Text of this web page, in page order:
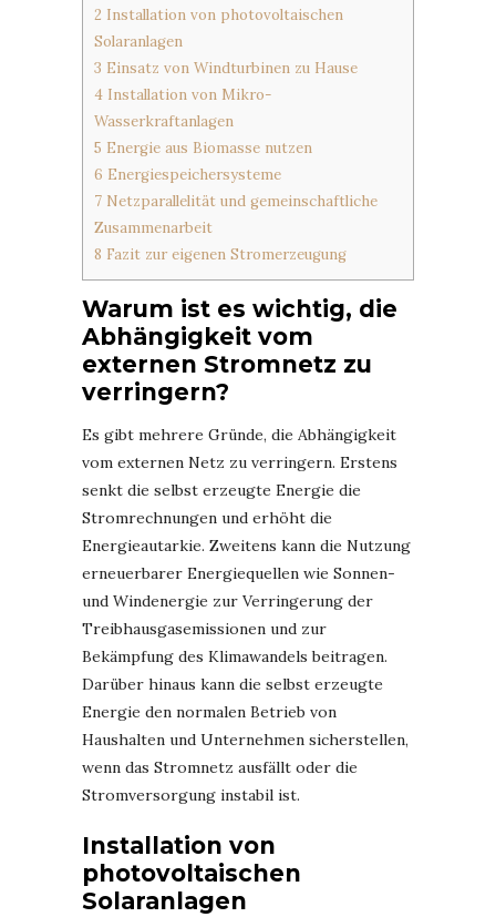
2 Installation von photovoltaischen
Solaranlagen
3 Einsatz von Windturbinen zu Hause
4 Installation von Mikro-
Wasserkraftanlagen
5 Energie aus Biomasse nutzen
6 Energiespeichersysteme
7 Netzparallelität und gemeinschaftliche
Zusammenarbeit
8 Fazit zur eigenen Stromerzeugung
Warum ist es wichtig, die
Abhängigkeit vom
externen Stromnetz zu
verringern?
Es gibt mehrere Gründe, die Abhängigkeit
vom externen Netz zu verringern. Erstens
senkt die selbst erzeugte Energie die
Stromrechnungen und erhöht die
Energieautarkie. Zweitens kann die Nutzung
erneuerbarer Energiequellen wie Sonnen-
und Windenergie zur Verringerung der
Treibhausgasemissionen und zur
Bekämpfung des Klimawandels beitragen.
Darüber hinaus kann die selbst erzeugte
Energie den normalen Betrieb von
Haushalten und Unternehmen sicherstellen,
wenn das Stromnetz ausfällt oder die
Stromversorgung instabil ist.
Installation von
photovoltaischen
Solaranlagen